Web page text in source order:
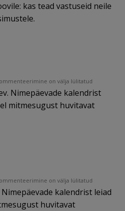
kas tead vastuseid neile
on välja lülitatud
Nimepäevade kalendrist
mitmesugust huvitavat
on välja lülitatud
kalendrist leiad
huvitavat